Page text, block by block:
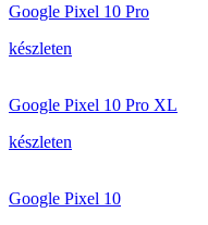
Google Pixel 10 Pro
készleten
Google Pixel 10 Pro XL
készleten
Google Pixel 10